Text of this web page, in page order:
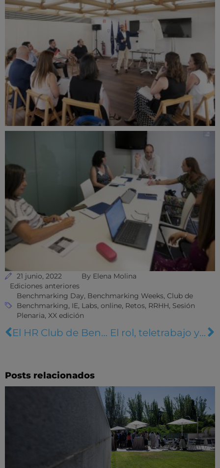
21 junio, 2022 By Elena Molina
Ediciones anteriores
Benchmarking Day, Benchmarking Weeks, Club de
Benchmarking, IE, Labs, online, Retos, RRHH, Sesión
Plenaria, XX edición
El HR Club de Benchmarking retoma las jornadas de trabajo presenciales El rol, teletrabajo y antigüedad marcan el ritmo de la Experiencia Empleado
Posts relacionados